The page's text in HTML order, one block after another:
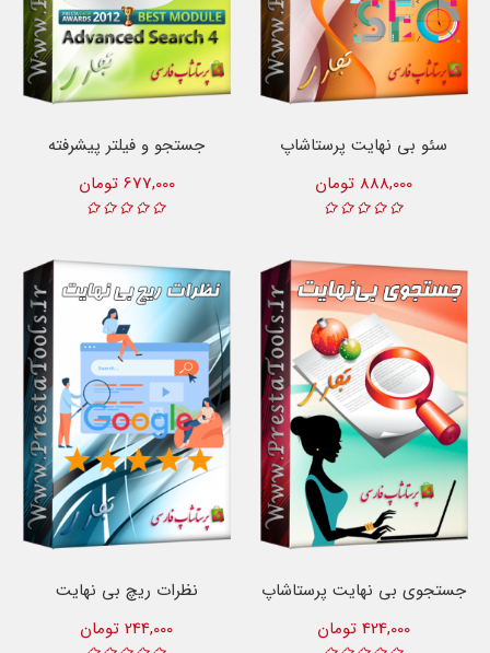
سئو بی نهایت پرستاشاپ
888,000 تومان
جستجو و فیلتر پیشرفته
677,000 تومان
جستجوی بی نهایت پرستاشاپ
424,000 تومان
نظرات ریچ بی نهایت
244,000 تومان